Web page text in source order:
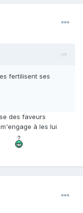
fertilisent ses
des faveurs
à les lui